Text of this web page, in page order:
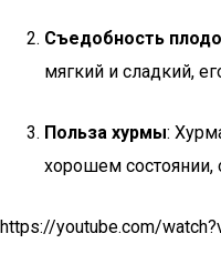
Съедобность
мягкий и сладкий,
Польза хурмы:
хорошем состоянии,
https://youtube.com/